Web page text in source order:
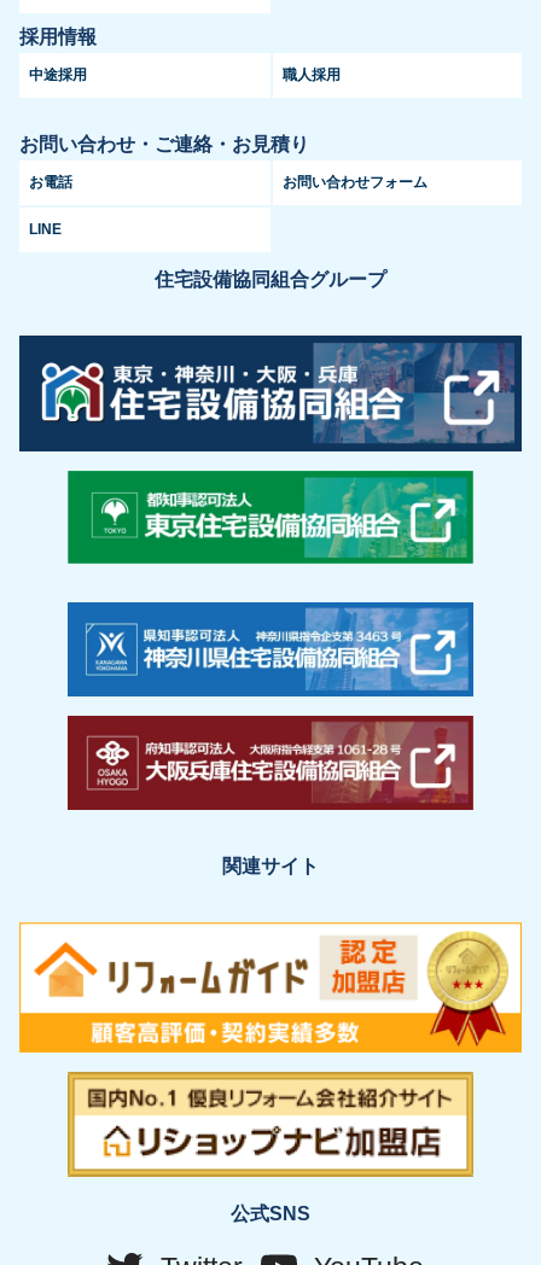
採用情報
中途採用 職人採用
お問い合わせ・ご連絡・お見積り
お電話 お問い合わせフォーム
LINE
住宅設備協同組合グループ
関連サイト
公式SNS